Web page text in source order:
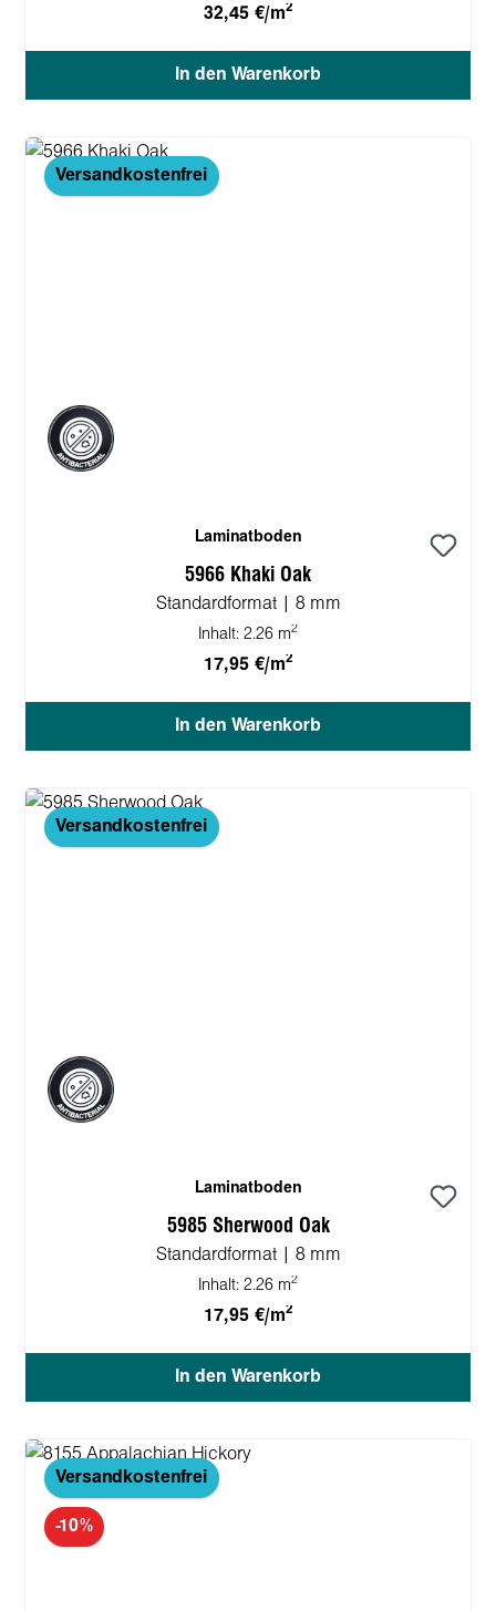
32,45 €/m2
In den Warenkorb
Versandkostenfrei
Laminatboden
5966 Khaki Oak
Standardformat | 8 mm
Inhalt: 2.26 m2
17,95 €/m2
In den Warenkorb
Versandkostenfrei
Laminatboden
5985 Sherwood Oak
Standardformat | 8 mm
Inhalt: 2.26 m2
17,95 €/m2
In den Warenkorb
Versandkostenfrei
-10%